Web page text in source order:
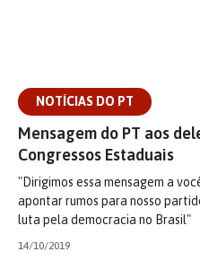
NOTÍCIAS DO PT
Mensagem do PT aos
Congressos Estaduais
"Dirigimos essa mensagem a
apontar rumos para nosso
luta pela democracia no Brasil"
14/10/2019